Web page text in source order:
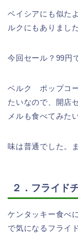
ベイシアにも似た
ルクにもありました
今回セール？99円
ベルク ポップコ
たいなので、開店
メルも食べてみた
味は普通でした。
２．フライド
ケンタッキー食べ
で気になるフライ